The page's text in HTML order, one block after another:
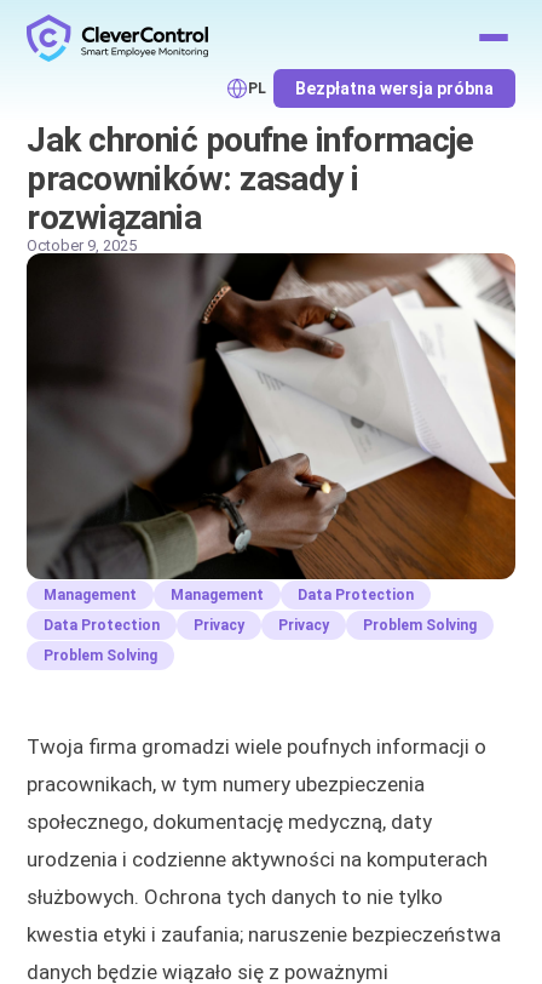
PL Bezpłatna wersja próbna
Jak chronić poufne informacje
pracowników: zasady i
rozwiązania
October 9, 2025
Management Management
Data Protection
Data Protection
Privacy Privacy
Problem Solving
Problem Solving
Twoja firma gromadzi wiele poufnych informacji o
pracownikach, w tym numery ubezpieczenia
społecznego, dokumentację medyczną, daty
urodzenia i codzienne aktywności na komputerach
służbowych. Ochrona tych danych to nie tylko
kwestia etyki i zaufania; naruszenie bezpieczeństwa
danych będzie wiązało się z poważnymi